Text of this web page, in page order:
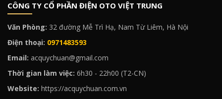
CÔNG TY CỔ PHẦN ĐIỆN OTO VIỆT TRUNG
Văn Phòng: 32 đường Mễ Trì Hạ, Nam Từ Liêm, Hà Nội
Điện thoại: 0971483593
Email: acquychuan@gmail.com
Thời gian làm việc: 6h30 - 22h00 (T2-CN)
Website: https://acquychuan.com.vn